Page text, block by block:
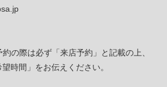
の際は必ず「来店予約」と記載の上、
望時間」をお伝えください。